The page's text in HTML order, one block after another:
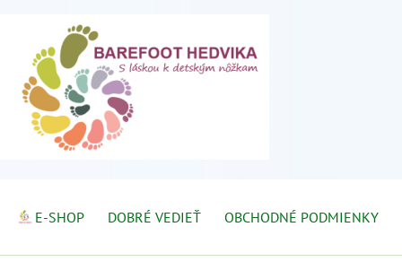
E-SHOP DOBRÉ VEDIEŤ OBCHODNÉ PODMIENKY